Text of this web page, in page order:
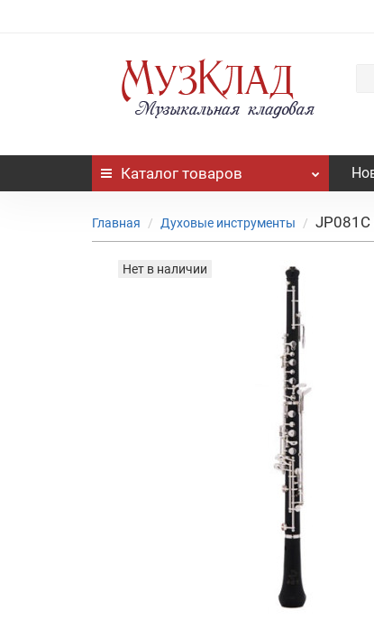
Каталог товаров
Главная Духовые инструменты JP081C
Нет в наличии